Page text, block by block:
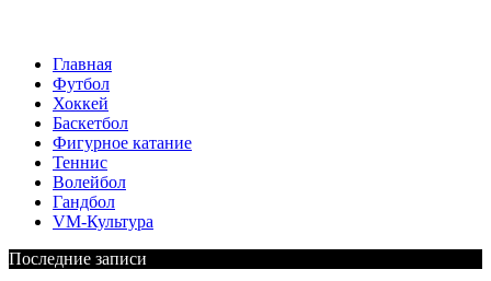
Главная
Футбол
Хоккей
Баскетбол
Фигурное катание
Теннис
Волейбол
Гандбол
VM-Культура
Последние записи